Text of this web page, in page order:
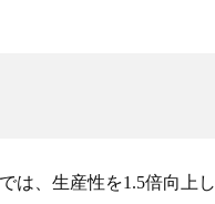
は、生産性を1.5倍向上し